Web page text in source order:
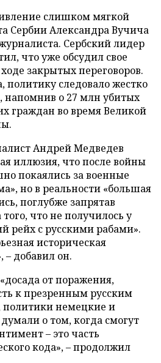
слишком мягкой
Сербии Александра Вучича
Сербский лидер
что уже обсудил свое
закрытых переговоров.
следовало жестко
напомнив о 27 млн убитых
граждан во время Великой
Андрей Медведев
иллюзия, что после войны
покаялись за военные
но в реальности «большая
поглубже запрятав
что не получилось у
рейх с русскими рабами».
историческая
– добавил он.
от поражения,
к презренным русским
политики немецкие и
о том, когда смогут
– это часть
кода», – продолжил